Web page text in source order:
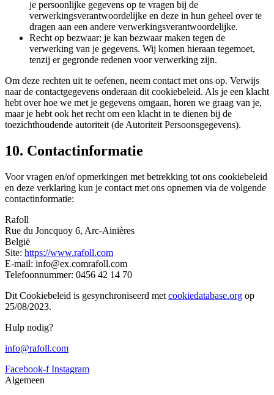
je persoonlijke gegevens op te vragen bij de
verwerkingsverantwoordelijke en deze in hun geheel over te
dragen aan een andere verwerkingsverantwoordelijke.
Recht op bezwaar: je kan bezwaar maken tegen de
verwerking van je gegevens. Wij komen hieraan tegemoet,
tenzij er gegronde redenen voor verwerking zijn.
Om deze rechten uit te oefenen, neem contact met ons op. Verwijs
naar de contactgegevens onderaan dit cookiebeleid. Als je een klacht
hebt over hoe we met je gegevens omgaan, horen we graag van je,
maar je hebt ook het recht om een klacht in te dienen bij de
toezichthoudende autoriteit (de Autoriteit Persoonsgegevens).
10. Contactinformatie
Voor vragen en/of opmerkingen met betrekking tot ons cookiebeleid
en deze verklaring kun je contact met ons opnemen via de volgende
contactinformatie:
Rafoll
Rue du Joncquoy 6, Arc-Ainières
België
Site: https://www.rafoll.com
E-mail: info@ex.comrafoll.com
Telefoonnummer: 0456 42 14 70
Dit Cookiebeleid is gesynchroniseerd met cookiedatabase.org op
25/08/2023.
Hulp nodig?
info@rafoll.com
Facebook-f Instagram
Algemeen